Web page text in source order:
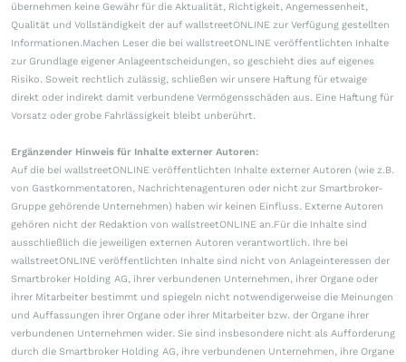
übernehmen keine Gewähr für die Aktualität, Richtigkeit, Angemessenheit,
Qualität und Vollständigkeit der auf wallstreetONLINE zur Verfügung gestellten
Informationen.Machen Leser die bei wallstreetONLINE veröffentlichten Inhalte
zur Grundlage eigener Anlageentscheidungen, so geschieht dies auf eigenes
Risiko. Soweit rechtlich zulässig, schließen wir unsere Haftung für etwaige
direkt oder indirekt damit verbundene Vermögensschäden aus. Eine Haftung für
Vorsatz oder grobe Fahrlässigkeit bleibt unberührt.
Ergänzender Hinweis für Inhalte externer Autoren:
Auf die bei wallstreetONLINE veröffentlichten Inhalte externer Autoren (wie z.B.
von Gastkommentatoren, Nachrichtenagenturen oder nicht zur Smartbroker-
Gruppe gehörende Unternehmen) haben wir keinen Einfluss. Externe Autoren
gehören nicht der Redaktion von wallstreetONLINE an.Für die Inhalte sind
ausschließlich die jeweiligen externen Autoren verantwortlich. Ihre bei
wallstreetONLINE veröffentlichten Inhalte sind nicht von Anlageinteressen der
Smartbroker Holding AG, ihrer verbundenen Unternehmen, ihrer Organe oder
ihrer Mitarbeiter bestimmt und spiegeln nicht notwendigerweise die Meinungen
und Auffassungen ihrer Organe oder ihrer Mitarbeiter bzw. der Organe ihrer
verbundenen Unternehmen wider. Sie sind insbesondere nicht als Aufforderung
durch die Smartbroker Holding AG, ihre verbundenen Unternehmen, ihre Organe